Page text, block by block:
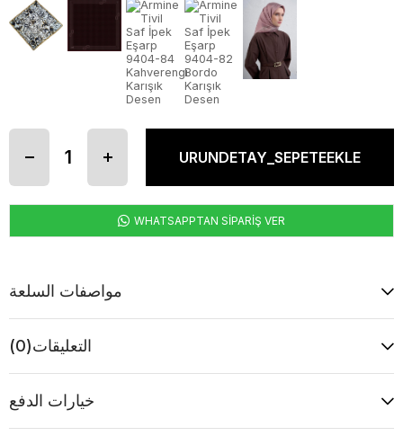
WHATSAPPTAN SİPARİŞ VER
مواصفات السلعة
التعليقات(0)
خيارات الدفع